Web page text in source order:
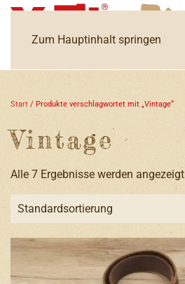
Zum Hauptinhalt springen
Start / Produkte verschlagwortet mit „Vintage“
Vintage
Alle 7 Ergebnisse werden angezeigt